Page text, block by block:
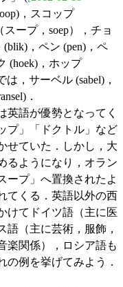
，スコップ
ープ，soep），チョ
，ペン (pen)，ペ
(hoek)，ホップ
，サーベル (sabel)，
．
語が優勢となってく
プ」「ドクトル」など
せていた．しかし，大
るようになり，オラン
ープ」へ置換されたよ
てくる．英語以外の西
けてドイツ語（主に医
語（主に芸術，服飾，
楽関係），ロシア語も
の例を挙げてみよう．